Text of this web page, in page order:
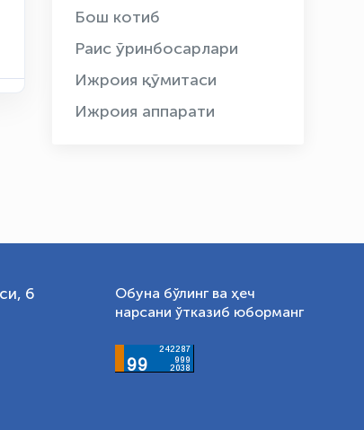
Бош котиб
Раис ўринбосарлари
Ижроия қўмитаси
Ижроия аппарати
6
Обуна бўлинг ва ҳеч
нарсани ўтказиб юборманг